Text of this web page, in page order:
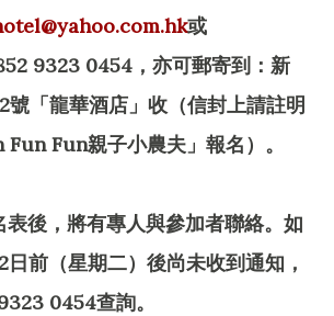
或
9323 0454，亦可郵寄到：新
號「龍華酒店」收（信封上請註明
Fun Fun親子小農夫」報名）。
表後，將有專人與參加者聯絡。如
日前（星期二）後尚未收到通知，
0454查詢。